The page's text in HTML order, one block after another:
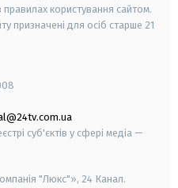
користування сайтом.
призначені для осіб старше 21
суб'єктів у сфері медіа —
"Люкс"», 24 Канал.